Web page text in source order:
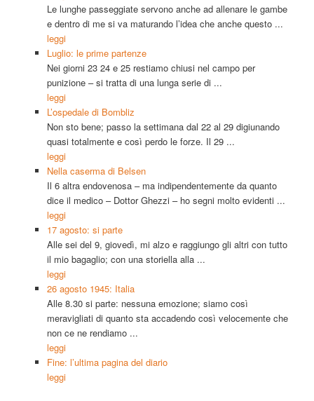
Le lunghe passeggiate servono anche ad allenare le gambe
e dentro di me si va maturando l’idea che anche questo ...
leggi
Luglio: le prime partenze
Nei giorni 23 24 e 25 restiamo chiusi nel campo per
punizione – si tratta di una lunga serie di ...
leggi
L’ospedale di Bombliz
Non sto bene; passo la settimana dal 22 al 29 digiunando
quasi totalmente e così perdo le forze. Il 29 ...
leggi
Nella caserma di Belsen
Il 6 altra endovenosa – ma indipendentemente da quanto
dice il medico – Dottor Ghezzi – ho segni molto evidenti ...
leggi
17 agosto: si parte
Alle sei del 9, giovedì, mi alzo e raggiungo gli altri con tutto
il mio bagaglio; con una storiella alla ...
leggi
26 agosto 1945: Italia
Alle 8.30 si parte: nessuna emozione; siamo così
meravigliati di quanto sta accadendo così velocemente che
non ce ne rendiamo ...
leggi
Fine: l’ultima pagina del diario
leggi